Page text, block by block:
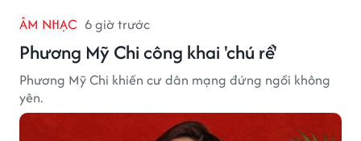
ÂM NHẠC 6 giờ trước
Phương Mỹ Chi công khai 'chú rể'
Phương Mỹ Chi khiến cư dân mạng đứng ngồi không
yên.